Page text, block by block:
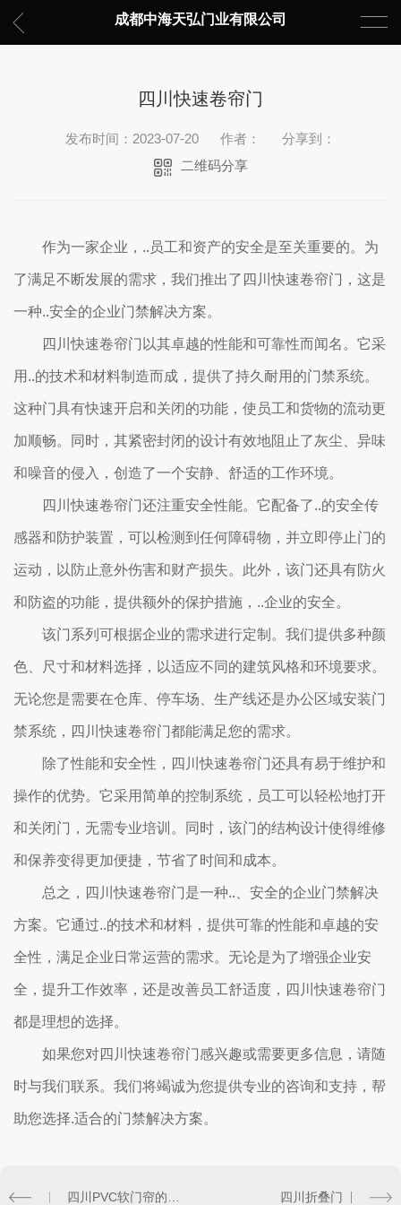
成都中海天弘门业有限公司
四川快速卷帘门
发布时间：2023-07-20 作者：
分享到：
二维码分享
作为一家企业，..员工和资产的安全是至关重要的。为
了满足不断发展的需求，我们推出了四川快速卷帘门，这是
一种..安全的企业门禁解决方案。
四川快速卷帘门以其卓越的性能和可靠性而闻名。它采
用..的技术和材料制造而成，提供了持久耐用的门禁系统。
这种门具有快速开启和关闭的功能，使员工和货物的流动更
加顺畅。同时，其紧密封闭的设计有效地阻止了灰尘、异味
和噪音的侵入，创造了一个安静、舒适的工作环境。
四川快速卷帘门还注重安全性能。它配备了..的安全传
感器和防护装置，可以检测到任何障碍物，并立即停止门的
运动，以防止意外伤害和财产损失。此外，该门还具有防火
和防盗的功能，提供额外的保护措施，..企业的安全。
该门系列可根据企业的需求进行定制。我们提供多种颜
色、尺寸和材料选择，以适应不同的建筑风格和环境要求。
无论您是需要在仓库、停车场、生产线还是办公区域安装门
禁系统，四川快速卷帘门都能满足您的需求。
除了性能和安全性，四川快速卷帘门还具有易于维护和
操作的优势。它采用简单的控制系统，员工可以轻松地打开
和关闭门，无需专业培训。同时，该门的结构设计使得维修
和保养变得更加便捷，节省了时间和成本。
总之，四川快速卷帘门是一种..、安全的企业门禁解决
方案。它通过..的技术和材料，提供可靠的性能和卓越的安
全性，满足企业日常运营的需求。无论是为了增强企业安
全，提升工作效率，还是改善员工舒适度，四川快速卷帘门
都是理想的选择。
如果您对四川快速卷帘门感兴趣或需要更多信息，请随
时与我们联系。我们将竭诚为您提供专业的咨询和支持，帮
助您选择.适合的门禁解决方案。
四川折叠门